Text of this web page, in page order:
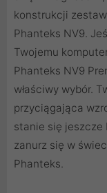
konstrukcji
Phanteks NV9.
Twojemu
Phanteks NV9
właściwy wybór.
przyciągająca
stanie się jeszcze
zanurz się w
Phanteks.